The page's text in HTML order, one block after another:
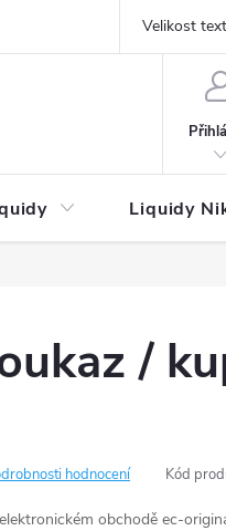
Reklamační řád
Velikost
Liquidy
/
hodnocení Kód
obchodě ec-